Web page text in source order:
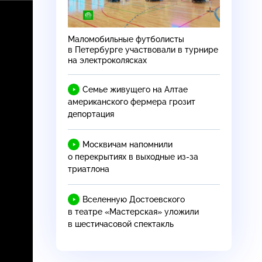
Маломобильные футболисты
в Петербурге участвовали в турнире
на электроколясках
Семье живущего на Алтае
американского фермера грозит
депортация
Москвичам напомнили
о перекрытиях в выходные из-за
триатлона
Вселенную Достоевского
в театре «Мастерская» уложили
в шестичасовой спектакль